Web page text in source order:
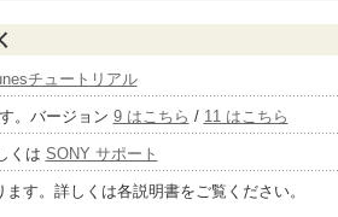
チュートリアル
。バージョン 9 はこちら / 11 はこちら
くは SONY サポート
す。詳しくは各説明書をご覧ください。